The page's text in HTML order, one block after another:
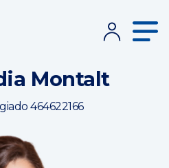
Montalt
464622166